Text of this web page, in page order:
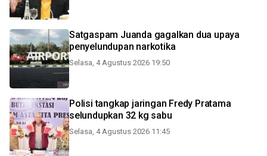
Satgaspam Juanda gagalkan dua upaya
penyelundupan narkotika
Selasa, 4 Agustus 2026 19:50
Polisi tangkap jaringan Fredy Pratama
selundupkan 32 kg sabu
Selasa, 4 Agustus 2026 11:45